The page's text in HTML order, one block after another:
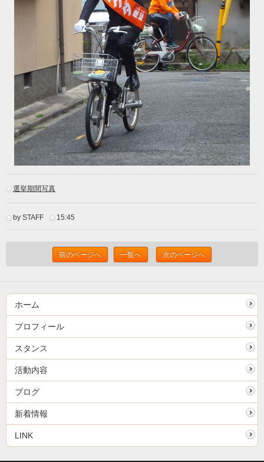
選挙期間写真
by STAFF 15:45
前のページへ 一覧へ 次のページへ
ホーム
プロフィール
スタンス
活動内容
ブログ
新着情報
LINK